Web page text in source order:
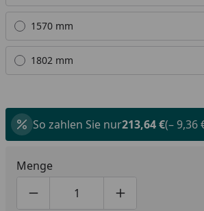
1570 mm
1802 mm
So zahlen Sie nur213,64 €(– 9,36
Menge
Produktmenge um eins
Produktmenge manuell
Produktmenge